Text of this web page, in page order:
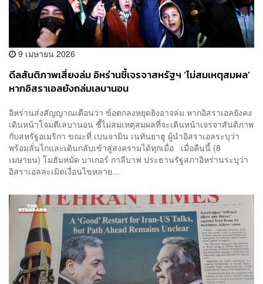
9 เมษายน 2026
ดีลสันติภาพเสี่ยงล่ม อิหร่านชี้เจรจาสหรัฐฯ ‘ไม่สมเหตุสมผล’
หากอิสราเอลยังถล่มเลบานอน
อิหร่านส่งสัญญาณเตือนว่า ข้อตกลงหยุดยิงอาจล่ม หากอิสราเอลยังคง
เดินหน้าโจมตีเลบานอน ชี้ไม่สมเหตุสมผลที่จะเดินหน้าเจรจาสันติภาพ
กับสหรัฐอเมริกา ขณะที่ เบนจามิน เนทันยาฮู ผู้นำอิสราเอลระบุว่า
พร้อมลั่นไกและเดินกลับเข้าสู่สงครามได้ทุกเมื่อ เมื่อคืนนี้ (8
เมษายน) โมฮัมหมัด บาเกอร์ กาลีบาฟ ประธานรัฐสภาอิหร่านระบุว่า
อิสราเอลละเมิดเงื่อนไขหลาย...